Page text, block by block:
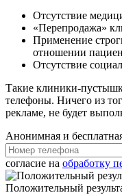
Отсутствие
«Перепродажа»
Применение
отношении
Отсутствие
Такие клиники-
телефоны. Ничего из
рекламе, не будет
Анонимная и
согласие на обработку
Положительный